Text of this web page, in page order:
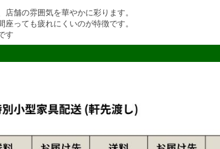
舗の雰囲気を華やかに彩ります。
っても疲れにくいのが特徴です。
す